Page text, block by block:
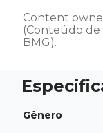
Content
(Conteúdo
BMG).
Gênero